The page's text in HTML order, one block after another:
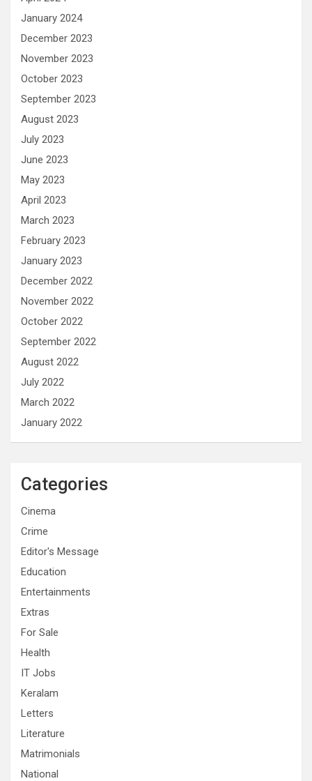
January 2024
December 2023
November 2023
October 2023
September 2023
August 2023
July 2023
June 2023
May 2023
April 2023
March 2023
February 2023
January 2023
December 2022
November 2022
October 2022
September 2022
August 2022
July 2022
March 2022
January 2022
Categories
Cinema
Crime
Editor's Message
Education
Entertainments
Extras
For Sale
Health
IT Jobs
Keralam
Letters
Literature
Matrimonials
National